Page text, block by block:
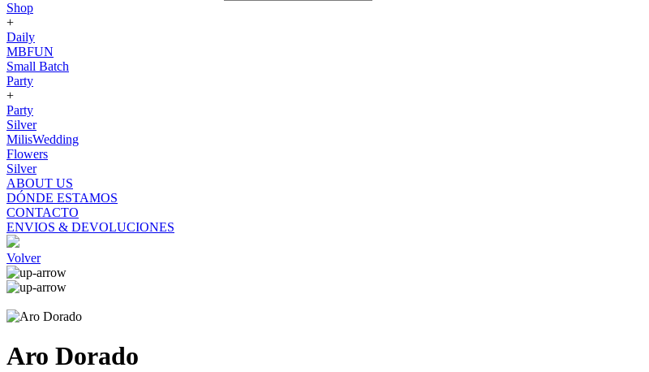
Shop
+
Daily
MBFUN
Small Batch
Party
+
Party
Silver
MilisWedding
Flowers
Silver
ABOUT US
DÓNDE ESTAMOS
CONTACTO
ENVIOS & DEVOLUCIONES
Volver
Aro Dorado